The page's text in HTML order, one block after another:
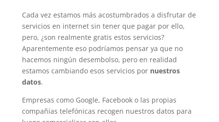
Cada vez estamos más acostumbrados a disfrutar de
servicios en internet sin tener que pagar por ello,
pero, ¿son realmente gratis estos servicios?
Aparentemente eso podríamos pensar ya que no
hacemos ningún desembolso, pero en realidad
estamos cambiando esos servicios por nuestros
datos.
Empresas como Google, Facebook o las propias
compañías telefónicas recogen nuestros datos para